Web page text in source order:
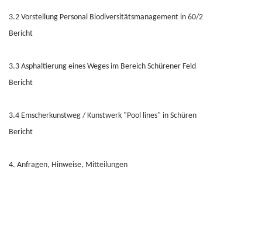
3.2 Vorstellung Personal Biodiversitätsmanagement in 60/2
Bericht
3.3 Asphaltierung eines Weges im Bereich Schürener Feld
Bericht
3.4 Emscherkunstweg / Kunstwerk "Pool lines" in Schüren
Bericht
4. Anfragen, Hinweise, Mitteilungen